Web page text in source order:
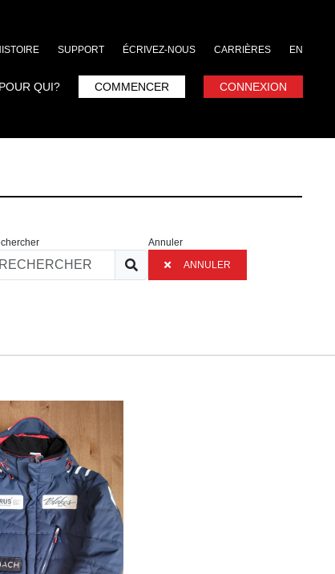
SUPPORT ÉCRIVEZ-NOUS CARRIÈRES EN
POUR QUI? COMMENCER CONNEXION
Annuler
ANNULER